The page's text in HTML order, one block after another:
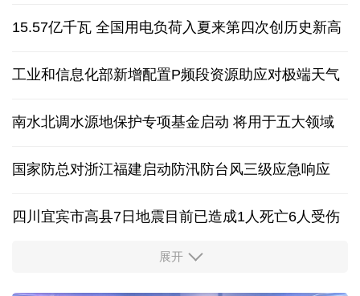
15.57亿千瓦 全国用电负荷入夏来第四次创历史新高
工业和信息化部新增配置P频段资源助应对极端天气
南水北调水源地保护专项基金启动 将用于五大领域
国家防总对浙江福建启动防汛防台风三级应急响应
四川宜宾市高县7日地震目前已造成1人死亡6人受伤
四个关键词解读中国经济韧性
展开